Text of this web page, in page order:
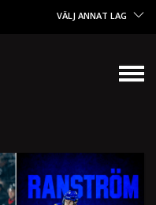
VÄLJ ANNAT LAG